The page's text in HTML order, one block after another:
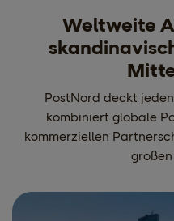
Weltweite
PostNord deckt
kombiniert globale
kommerziellen